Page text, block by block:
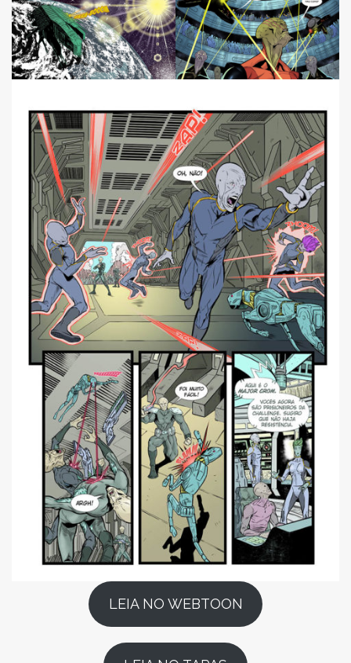
LEIA NO WEBTOON